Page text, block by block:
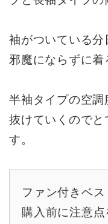
袖がついている
邪魔にならずに着
半袖タイプの空
抜けていくので
す。
ファン付きベ
購入前に注意点